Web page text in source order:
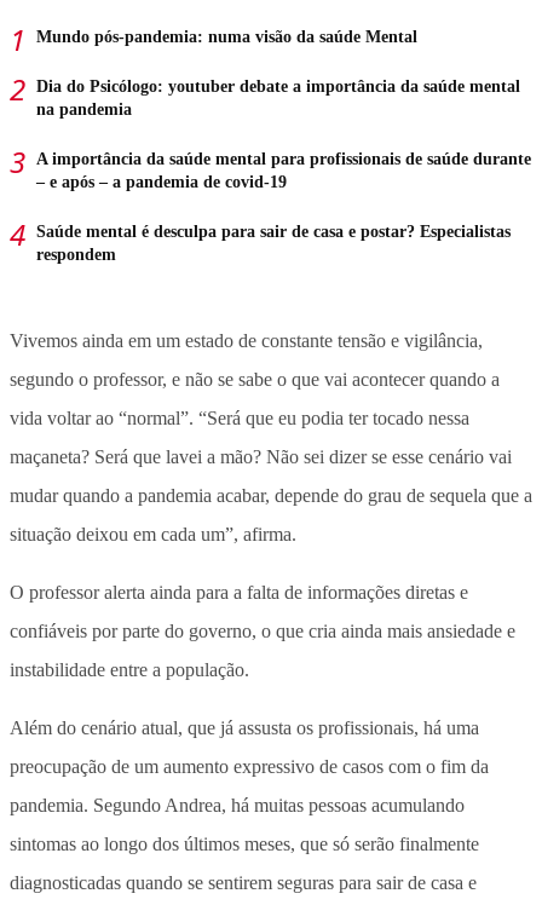
Mundo pós-pandemia: numa visão da saúde Mental
Dia do Psicólogo: youtuber debate a importância da saúde mental
na pandemia
A importância da saúde mental para profissionais de saúde durante
– e após – a pandemia de covid-19
Saúde mental é desculpa para sair de casa e postar? Especialistas
respondem
Vivemos ainda em um estado de constante tensão e vigilância,
segundo o professor, e não se sabe o que vai acontecer quando a
vida voltar ao “normal”. “Será que eu podia ter tocado nessa
maçaneta? Será que lavei a mão? Não sei dizer se esse cenário vai
mudar quando a pandemia acabar, depende do grau de sequela que a
situação deixou em cada um”, afirma.
O professor alerta ainda para a falta de informações diretas e
confiáveis por parte do governo, o que cria ainda mais ansiedade e
instabilidade entre a população.
Além do cenário atual, que já assusta os profissionais, há uma
preocupação de um aumento expressivo de casos com o fim da
pandemia. Segundo Andrea, há muitas pessoas acumulando
sintomas ao longo dos últimos meses, que só serão finalmente
diagnosticadas quando se sentirem seguras para sair de casa e